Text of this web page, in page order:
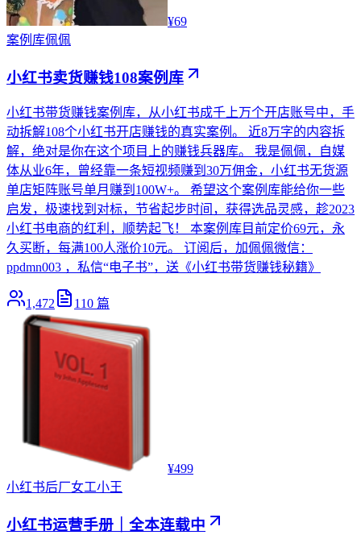
¥69
案例库佩佩
小红书卖货赚钱108案例库
小红书带货赚钱案例库，从小红书成千上万个开店账号中，手
动拆解108个小红书开店赚钱的真实案例。 近8万字的内容拆
解，绝对是你在这个项目上的赚钱兵器库。 我是佩佩，自媒
体从业6年，曾经靠一条短视频赚到30万佣金，小红书无货源
单店矩阵账号单月赚到100W+。 希望这个案例库能给你一些
启发，极速找到对标，节省起步时间，获得选品灵感，趁2023
小红书电商的红利，顺势起飞！ 本案例库目前定价69元，永
久买断，每满100人涨价10元。 订阅后，加佩佩微信：
ppdmn003 ，私信“电子书”，送《小红书带货赚钱秘籍》
1,472 110 篇
¥499
小红书后厂女工小王
小红书运营手册｜全本连载中